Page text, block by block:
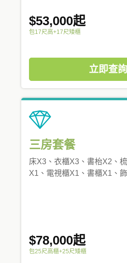
$53,000起
包17尺高+17尺矮櫃
立即查詢
三房套餐
床X3、衣櫃X3、書枱X2、
X1、電視櫃X1、書櫃X1、
$78,000起
包25尺高櫃+25尺矮櫃